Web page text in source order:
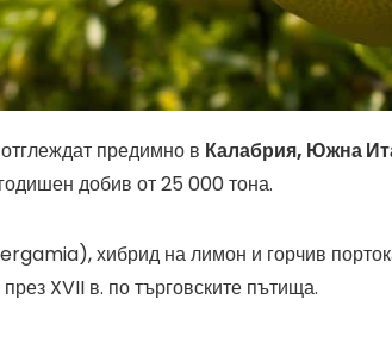
предимно в Калабрия, Южна
добив от 25 000 тона.
хибрид на лимон и горчив
XVII в. по търговските пътища.